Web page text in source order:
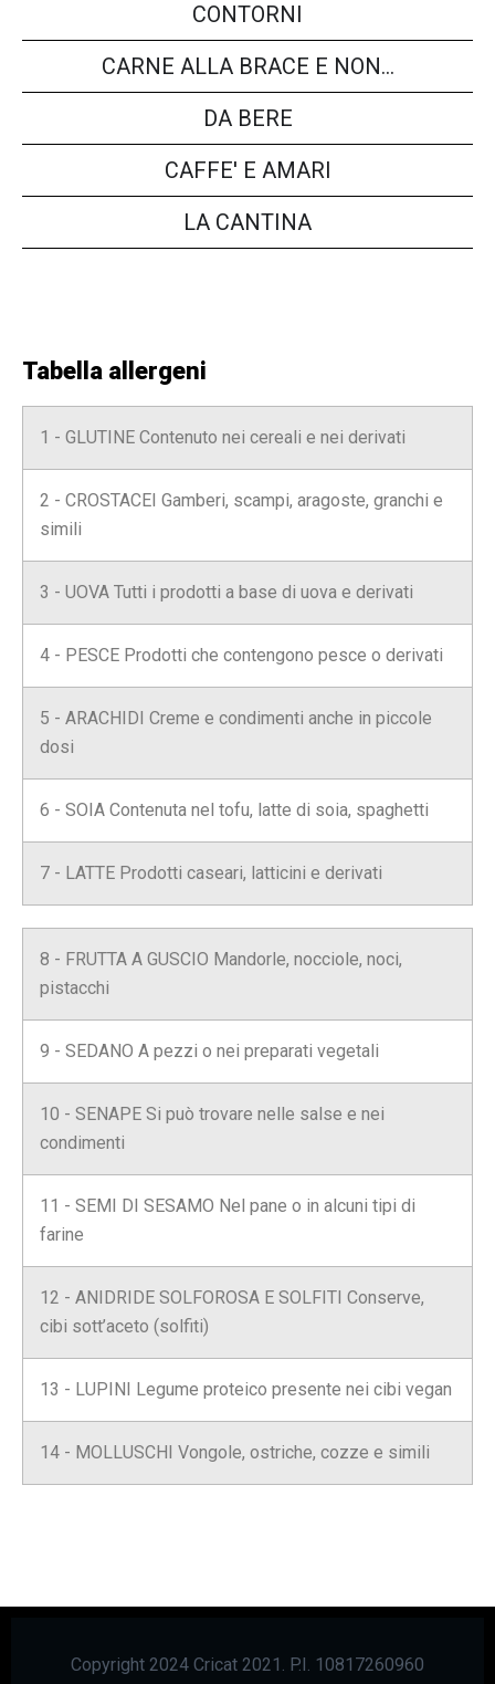
CONTORNI
CARNE ALLA BRACE E NON…
DA BERE
CAFFE' E AMARI
LA CANTINA
Tabella allergeni
1 - GLUTINE Contenuto nei cereali e nei derivati
2 - CROSTACEI Gamberi, scampi, aragoste, granchi e
simili
3 - UOVA Tutti i prodotti a base di uova e derivati
4 - PESCE Prodotti che contengono pesce o derivati
5 - ARACHIDI Creme e condimenti anche in piccole
dosi
6 - SOIA Contenuta nel tofu, latte di soia, spaghetti
7 - LATTE Prodotti caseari, latticini e derivati
8 - FRUTTA A GUSCIO Mandorle, nocciole, noci,
pistacchi
9 - SEDANO A pezzi o nei preparati vegetali
10 - SENAPE Si può trovare nelle salse e nei
condimenti
11 - SEMI DI SESAMO Nel pane o in alcuni tipi di
farine
12 - ANIDRIDE SOLFOROSA E SOLFITI Conserve,
cibi sott’aceto (solfiti)
13 - LUPINI Legume proteico presente nei cibi vegan
14 - MOLLUSCHI Vongole, ostriche, cozze e simili
Copyright 2024 Cricat 2021. P.I. 10817260960